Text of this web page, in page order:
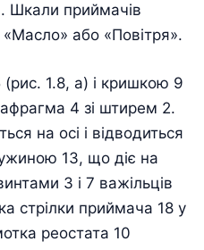
Шкали приймачів
або «Повітря».
1.8, а) і кришкою 9
4 зі штирем 2.
на осі і відводиться
13, що діє на
3 і 7 важільців
стрілки приймача 18 у
реостата 10